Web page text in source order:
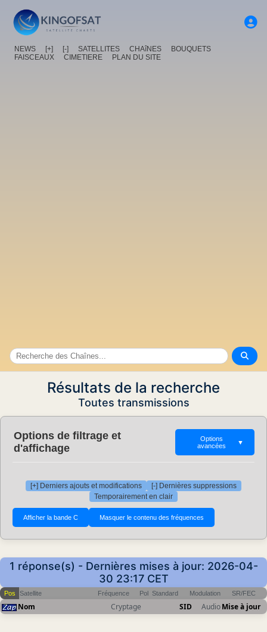
NEWS [+] [-] SATELLITES CHAîNES
BOUQUETS
FAISCEAUX
CIMETIERE PLAN DU SITE
Résultats de la recherche
Toutes transmissions
Options de filtrage et
d'affichage
Options
avancées
▼
[+] Derniers ajouts et modifications
[-] Dernières suppressions
Temporairement en clair
1 réponse(s) - Dernières mises à jour: 2026-04-
30 23:17 CET
Pos Satellite Fréquence Pol Standard Modulation SR/FEC
Nom Cryptage SID AudioMise à jour